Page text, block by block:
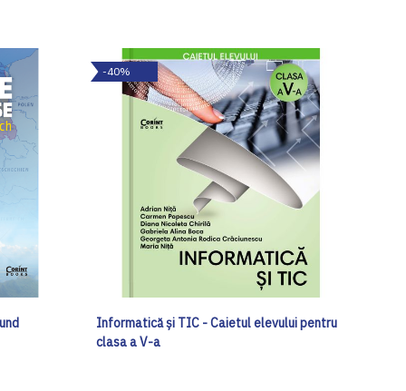
Dorinte -40%
Informatică și TIC - Caietul elevului pentru
clasa a V-a